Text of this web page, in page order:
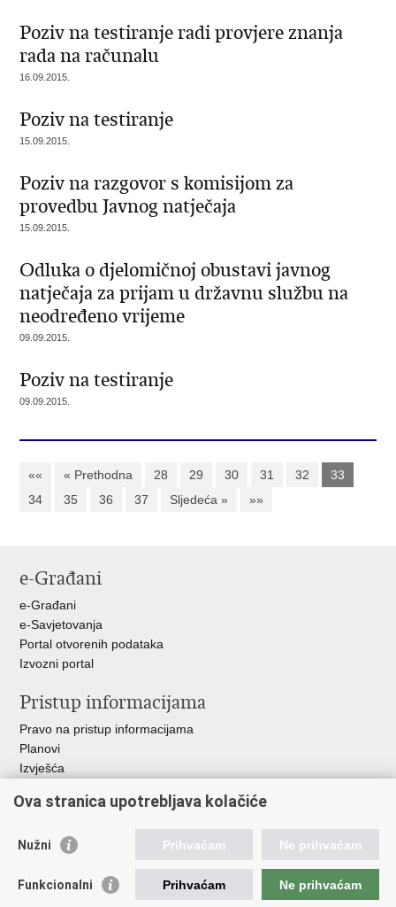
Poziv na testiranje radi provjere znanja
rada na računalu
16.09.2015.
Poziv na testiranje
15.09.2015.
Poziv na razgovor s komisijom za
provedbu Javnog natječaja
15.09.2015.
Odluka o djelomičnoj obustavi javnog
natječaja za prijam u državnu službu na
neodređeno vrijeme
09.09.2015.
Poziv na testiranje
09.09.2015.
«« « Prethodna 28 29 30 31 32
33
34
35 36 37 Sljedeća » »»
e-Građani
e-Građani
e-Savjetovanja
Portal otvorenih podataka
Izvozni portal
Pristup informacijama
Pravo na pristup informacijama
Planovi
Izvješća
Vlada RH
Ured predsjednika
Ova stranica upotrebljava kolačiće
Nužni Prihvaćam Ne prihvaćam
Funkcionalni Prihvaćam Ne prihvaćam